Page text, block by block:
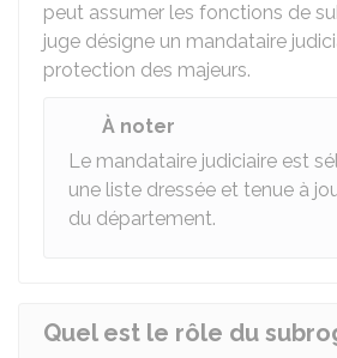
peut assumer les fonctions de
juge désigne un mandataire
protection des majeurs.
À noter
Le mandataire judiciaire est
une liste dressée et tenue à
du département.
Quel est le rôle du